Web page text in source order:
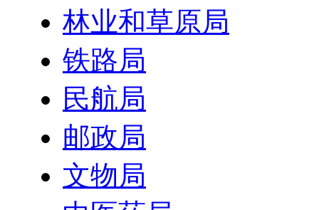
林业和草原局
铁路局
民航局
邮政局
文物局